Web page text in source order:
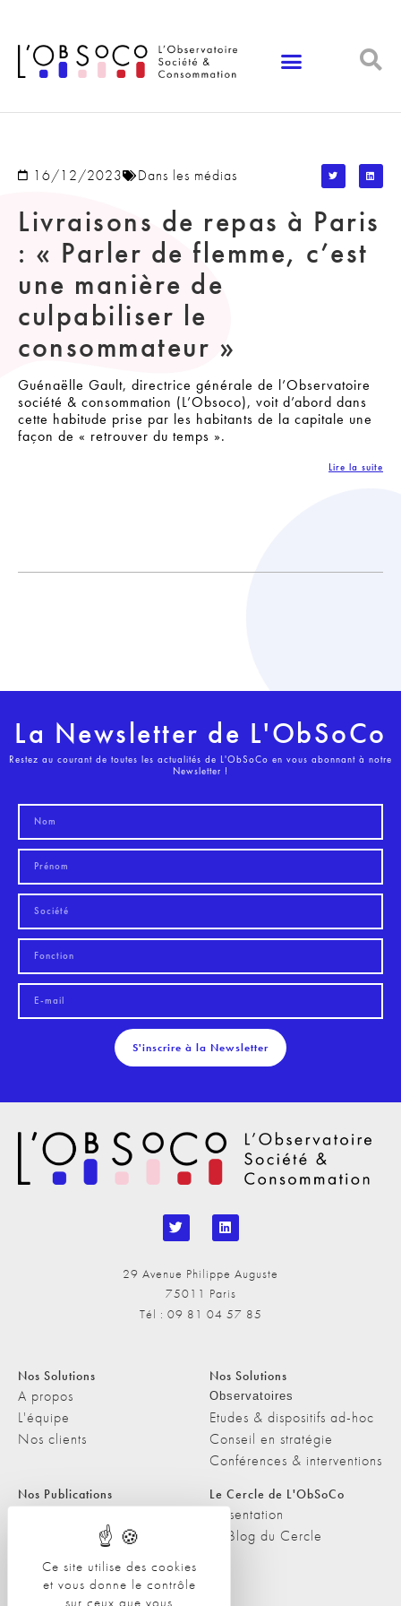
Ce site utilise des cookies
et vous donne le contrôle
sur ceux que vous
16/12/2023 Dans les médias
Livraisons de repas à Paris
: « Parler de flemme, c’est
une manière de
culpabiliser le
consommateur »
Guénaëlle Gault, directrice générale de l’Observatoire
société & consommation (L’Obsoco), voit d’abord dans
cette habitude prise par les habitants de la capitale une
façon de « retrouver du temps ».
Lire la suite
La Newsletter de L'ObSoCo
Restez au courant de toutes les actualités de L'ObSoCo en vous abonnant à notre
Newsletter !
S'inscrire à la Newsletter
29 Avenue Philippe Auguste
75011 Paris
Tél : 09 81 04 57 85
Nos Solutions
A propos
L'équipe
Nos clients
Nos Solutions
Observatoires
Etudes & dispositifs ad-hoc
Conseil en stratégie
Conférences & interventions
Nos Publications
Les Podcasts de L'ObSoCo
L'ObSoCo dans les médias
Le Cercle de L'ObSoCo
Présentation
Le Blog du Cercle
Contacts